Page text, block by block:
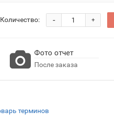
Количество: +
-
Фото отчет
После заказа
терминов